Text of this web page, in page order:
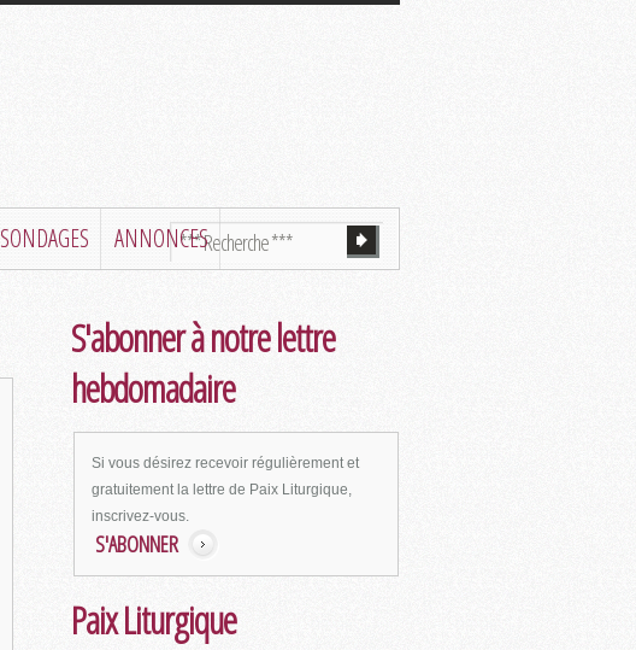
SONDAGES ANNONCES
S'abonner à notre lettre
hebdomadaire
Si vous désirez recevoir régulièrement et
gratuitement la lettre de Paix Liturgique,
inscrivez-vous.
S'ABONNER
Paix Liturgique